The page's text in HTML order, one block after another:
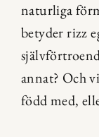
naturliga
betyder rizz
annat? Och
född med,